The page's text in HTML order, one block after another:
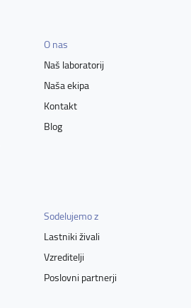
O nas
Naš laboratorij
Naša ekipa
Kontakt
Blog
Sodelujemo z
Lastniki živali
Vzreditelji
Poslovni partnerji